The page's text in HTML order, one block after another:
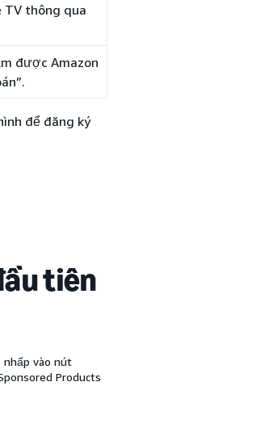
TV thông qua
được Amazon
để đăng ký
tiên
nhấp vào nút
Products